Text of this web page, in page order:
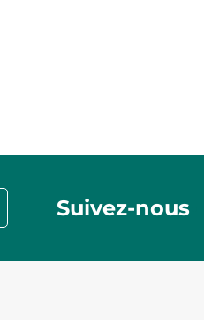
Suivez-nous